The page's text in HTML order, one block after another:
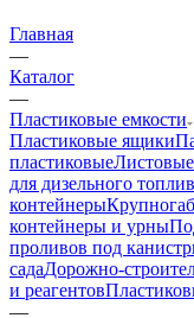
Главная
—
Каталог
—
Пластиковые емкости
Пластиковые ящики
пластиковые
для дизельного
контейнеры
контейнеры и урны
проливов под
садаДорожно-
и реагентов
—